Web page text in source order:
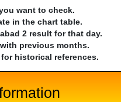
want to check.
in the chart table.
2 result for that day.
previous months.
historical references.